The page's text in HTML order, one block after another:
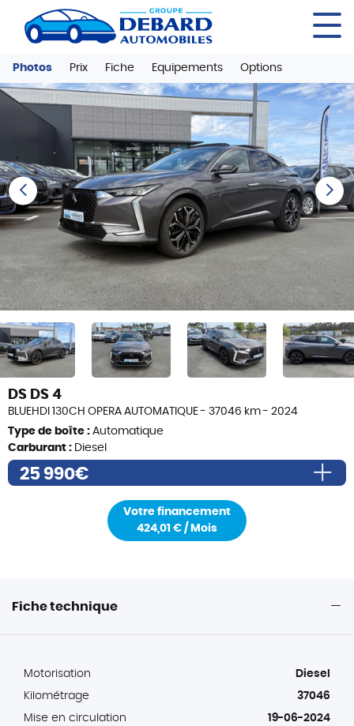
Photos Prix Fiche Equipements Options
DS DS 4
BLUEHDI 130CH OPERA AUTOMATIQUE - 37046 km - 2024
Type de boîte : Automatique
Carburant : Diesel
25 990€
Prix total TTC
Votre financement
424,01 € / Mois
Previous Next
Fiche technique
Motorisation
Diesel
Kilométrage
37046
Mise en circulation
19-06-2024
Panneau de gestion des cookies